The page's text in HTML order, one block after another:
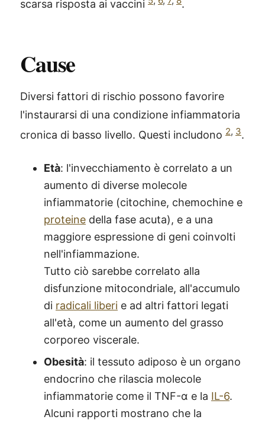
scarsa risposta ai vaccini
.
Cause
Diversi fattori di rischio possono favorire
l'instaurarsi di una condizione infiammatoria
cronica di basso livello. Questi includono 2, 3.
Età: l'invecchiamento è correlato a un
aumento di diverse molecole
infiammatorie (citochine, chemochine e
proteine ​​della fase acuta), e a una
maggiore espressione di geni coinvolti
nell'infiammazione.
Tutto ciò sarebbe correlato alla
disfunzione mitocondriale, all'accumulo
di radicali liberi e ad altri fattori legati
all'età, come un aumento del grasso
corporeo viscerale.
Obesità: il tessuto adiposo è un organo
endocrino che rilascia molecole
infiammatorie come il TNF-α e la IL-6.
Alcuni rapporti mostrano che la